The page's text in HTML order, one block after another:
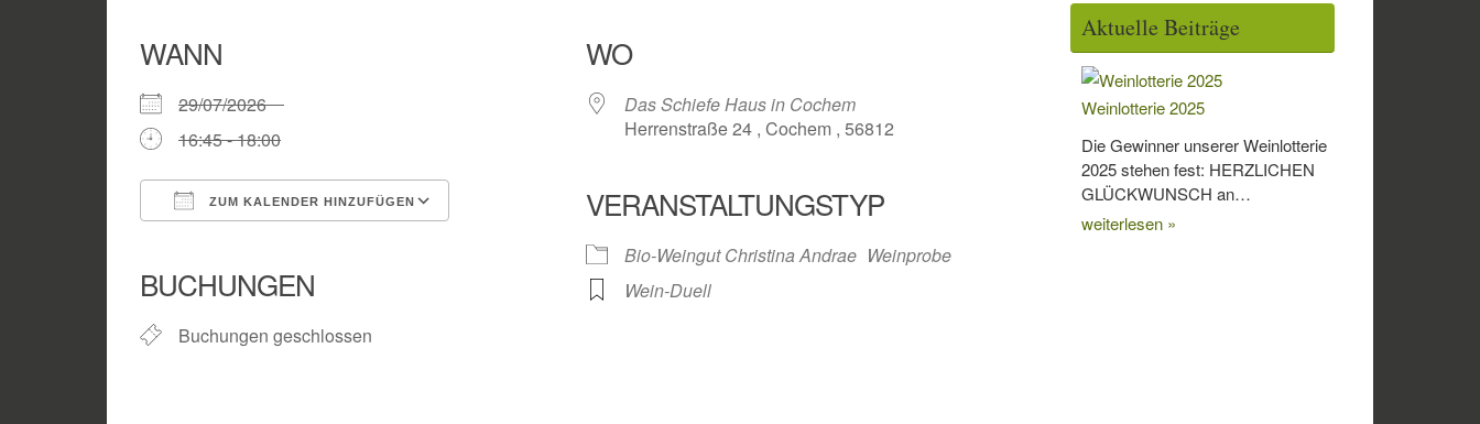
WANN
29/07/2026
16:45 - 18:00
ZUM KALENDER HINZUFÜGEN
Google Kalender
BUCHUNGEN
Buchungen geschlossen
WO
Das Schiefe Haus in Cochem
Herrenstraße 24 , Cochem , 56812
VERANSTALTUNGSTYP
Bio-Weingut Christina Andrae Weinprobe
Wein-Duell
Aktuelle Beiträge
Weinlotterie 2025
Die Gewinner unserer Weinlotterie
2025 stehen fest: HERZLICHEN
GLÜCKWUNSCH an…
weiterlesen »